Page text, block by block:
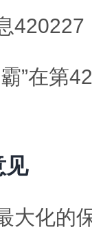
”在第
见
大化的